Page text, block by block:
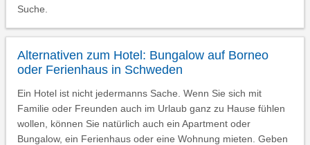
Suche.
Alternativen zum Hotel: Bungalow auf Borneo
oder Ferienhaus in Schweden
Ein Hotel ist nicht jedermanns Sache. Wenn Sie sich mit
Familie oder Freunden auch im Urlaub ganz zu Hause fühlen
wollen, können Sie natürlich auch ein Apartment oder
Bungalow, ein Ferienhaus oder eine Wohnung mieten. Geben